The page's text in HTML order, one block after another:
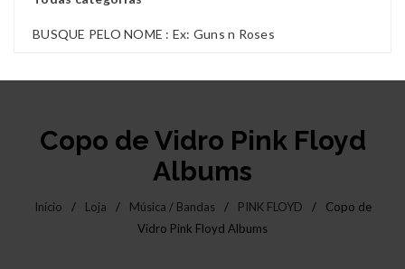
Copo de Vidro Pink Floyd
Albums
Início / Loja / Música / Bandas / PINK FLOYD /
Copo de
Vidro Pink Floyd Albums